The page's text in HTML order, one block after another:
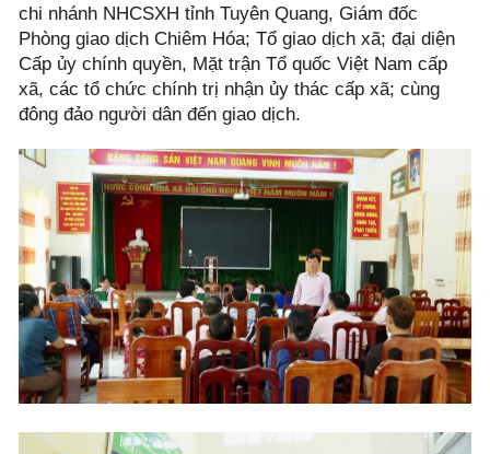
chi nhánh NHCSXH tỉnh Tuyên Quang, Giám đốc
Phòng giao dịch Chiêm Hóa; Tổ giao dịch xã; đại diện
Cấp ủy chính quyền, Mặt trận Tổ quốc Việt Nam cấp
xã, các tổ chức chính trị nhận ủy thác cấp xã; cùng
đông đảo người dân đến giao dịch.